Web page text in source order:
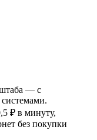
— с
₽ в минуту,
без покупки